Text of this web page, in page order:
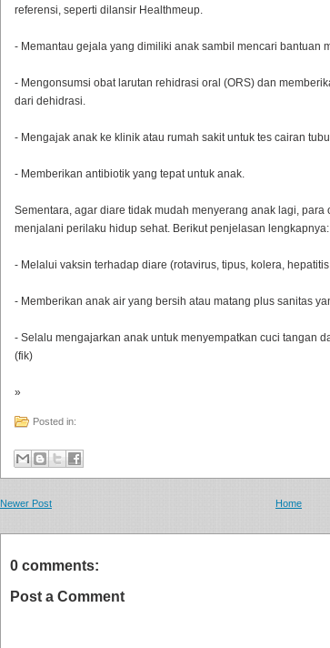
referensi, seperti dilansir Healthmeup.
- Memantau gejala yang dimiliki anak sambil mencari bantuan
- Mengonsumsi obat larutan rehidrasi oral (ORS) dan
dari dehidrasi.
- Mengajak anak ke klinik atau rumah sakit untuk tes cairan
- Memberikan antibiotik yang tepat untuk anak.
Sementara, agar diare tidak mudah menyerang anak lagi,
menjalani perilaku hidup sehat. Berikut penjelasan lengkapnya:
- Melalui vaksin terhadap diare (rotavirus, tipus, kolera, hepatitis
- Memberikan anak air yang bersih atau matang plus sanitas
- Selalu mengajarkan anak untuk menyempatkan cuci tangan
(fik)
»
Posted in:
Newer Post Home
0 comments:
Post a Comment